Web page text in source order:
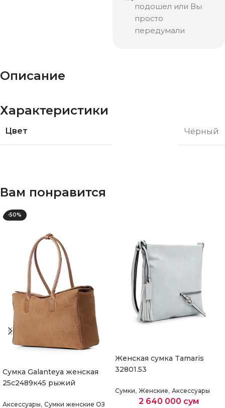
подошел или Вы
просто
передумали
Описание
Характеристики
Цвет Чёрный
Вам понравится
-50%
Cумка Galanteya женская
25с2489к45 рыжий
Аксессуары, Сумки женские ОЗ
Женская сумка Tamaris
32801.53
Сумки, Женские, Аксессуары
2 640 000 сум